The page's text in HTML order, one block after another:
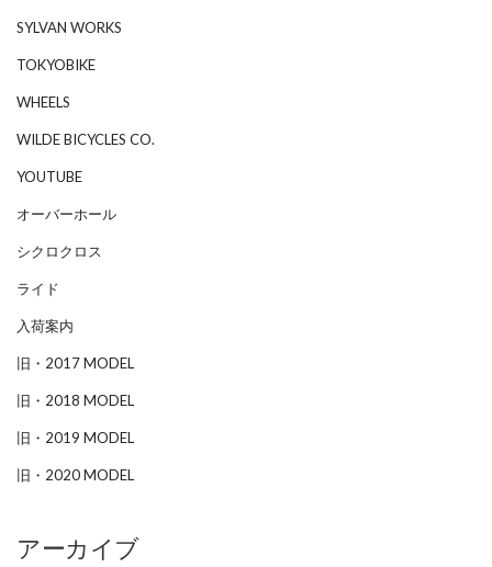
SYLVAN WORKS
TOKYOBIKE
WHEELS
WILDE BICYCLES CO.
YOUTUBE
オーバーホール
シクロクロス
ライド
入荷案内
旧・2017 MODEL
旧・2018 MODEL
旧・2019 MODEL
旧・2020 MODEL
アーカイブ